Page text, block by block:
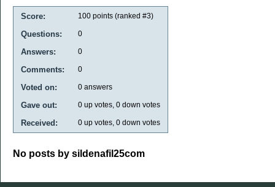
Score: 100 points (ranked #3)
Questions: 0
Answers: 0
Comments: 0
Voted on: 0 answers
Gave out: 0 up votes, 0 down votes
Received: 0 up votes, 0 down votes
No posts by sildenafil25com